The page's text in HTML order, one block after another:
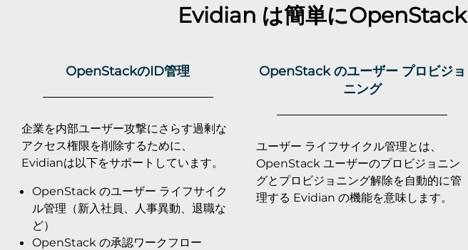
Evidian は簡単にOpenStack
OpenStackのID管理
企業を内部ユーザー攻撃にさらす過剰な
アクセス権限を削除するために、
Evidianは以下をサポートしています。
OpenStack のユーザー ライフサイク
ル管理（新入社員、人事異動、退職な
ど）
OpenStack の承認ワークフロー
OpenStack のユーザー プロビジョ
ニング
ユーザー ライフサイクル管理とは、
OpenStack ユーザーのプロビジョニン
グとプロビジョニング解除を自動的に管
理する Evidian の機能を意味します。